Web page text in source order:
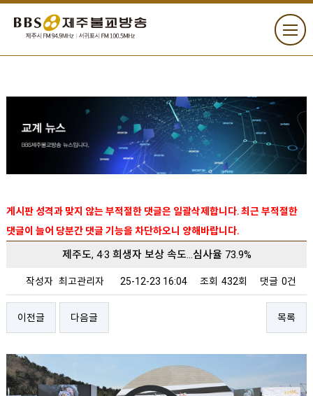
게시판 성격과 맞지 않는 부적절한 댓글은 일괄삭제합니다. 최근 부적절한
댓글이 늘어 당분간 댓글 기능을 차단하오니 양해바랍니다.
제주도, 4·3 희생자 보상 속도…심사율 73.9%
작성자 최고관리자 25-12-23 16:04 조회 432회 댓글 0건
이전글 다음글 목록